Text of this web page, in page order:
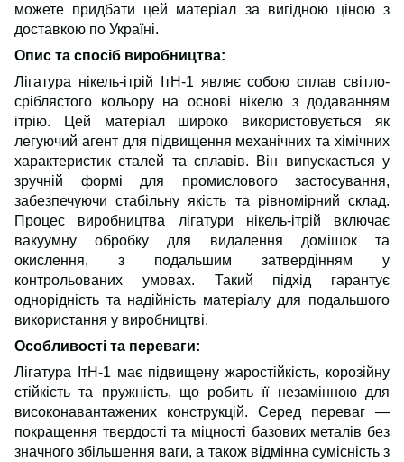
можете придбати цей матеріал за вигідною ціною з
доставкою по Україні.
Опис та спосіб виробництва:
Лігатура нікель-ітрій ІтН-1 являє собою сплав світло-
сріблястого кольору на основі нікелю з додаванням
ітрію. Цей матеріал широко використовується як
легуючий агент для підвищення механічних та хімічних
характеристик сталей та сплавів. Він випускається у
зручній формі для промислового застосування,
забезпечуючи стабільну якість та рівномірний склад.
Процес виробництва лігатури нікель-ітрій включає
вакуумну обробку для видалення домішок та
окислення, з подальшим затвердінням у
контрольованих умовах. Такий підхід гарантує
однорідність та надійність матеріалу для подальшого
використання у виробництві.
Особливості та переваги:
Лігатура ІтН-1 має підвищену жаростійкість, корозійну
стійкість та пружність, що робить її незамінною для
високонавантажених конструкцій. Серед переваг —
покращення твердості та міцності базових металів без
значного збільшення ваги, а також відмінна сумісність з